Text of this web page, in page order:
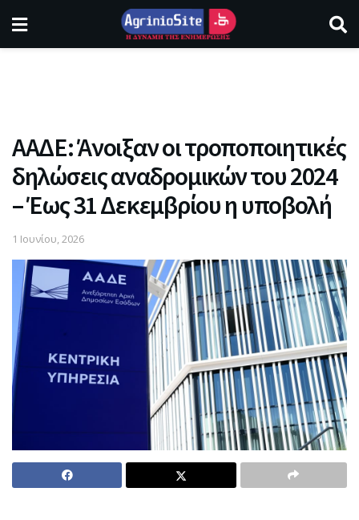
ΑΑΔΕ: Άνοιξαν οι τροποποιητικές
δηλώσεις αναδρομικών του 2024
– Έως 31 Δεκεμβρίου η υποβολή
1 Ιουνίου, 2026